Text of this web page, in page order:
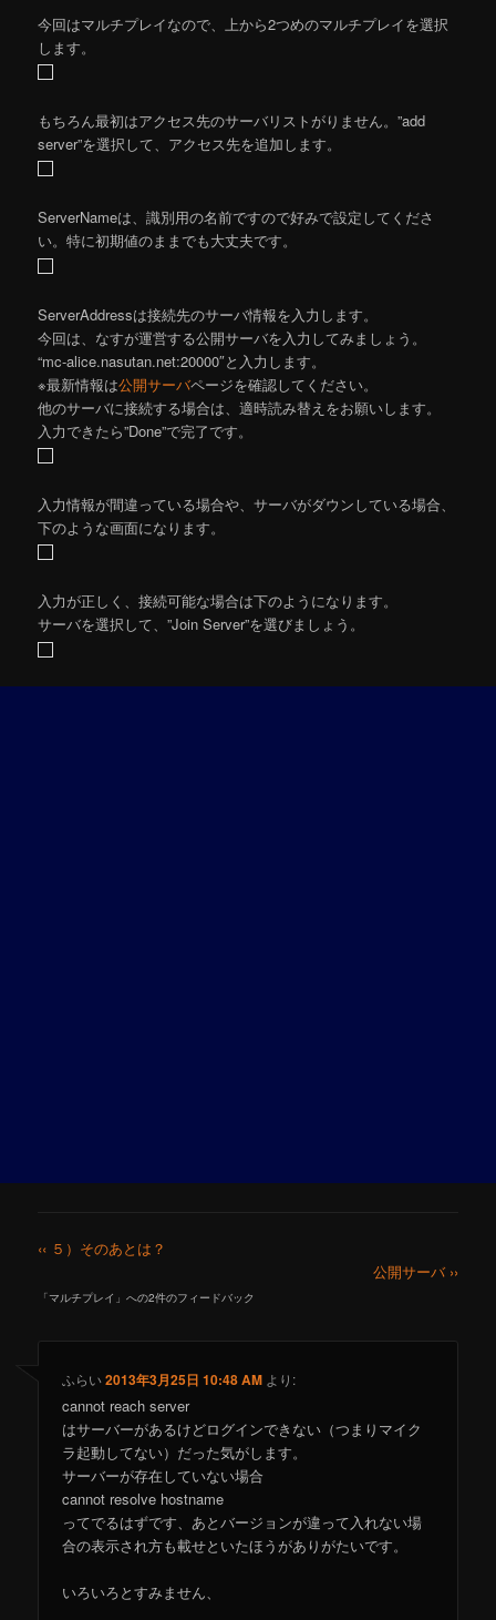
今回はマルチプレイなので、上から2つめのマルチプレイを選択
します。
もちろん最初はアクセス先のサーバリストがりません。”add
server”を選択して、アクセス先を追加します。
ServerNameは、識別用の名前ですので好みで設定してくださ
い。特に初期値のままでも大丈夫です。
ServerAddressは接続先のサーバ情報を入力します。
今回は、なすが運営する公開サーバを入力してみましょう。
“mc-alice.nasutan.net:20000″と入力します。
※最新情報は公開サーバページを確認してください。
他のサーバに接続する場合は、適時読み替えをお願いします。
入力できたら”Done”で完了です。
入力情報が間違っている場合や、サーバがダウンしている場合、
下のような画面になります。
入力が正しく、接続可能な場合は下のようになります。
サーバを選択して、”Join Server”を選びましょう。
‹‹ ５）そのあとは？
公開サーバ ››
「マルチプレイ 」への2件のフィードバック
ふらい2013年3月25日 10:48 AM より:
cannot reach server
はサーバーがあるけどログインできない（つまりマイク
ラ起動してない）だった気がします。
サーバーが存在していない場合
cannot resolve hostname
ってでるはずです、あとバージョンが違って入れない場
合の表示され方も載せといたほうがありがたいです。
いろいろとすみません、